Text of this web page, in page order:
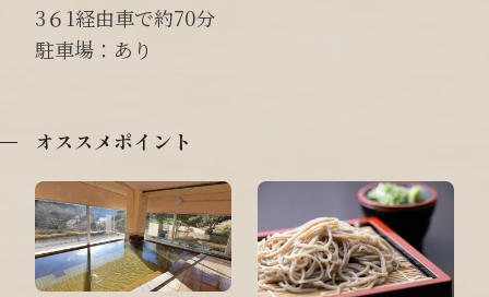
3６1経由車で約70分
駐車場：あり
オススメポイント